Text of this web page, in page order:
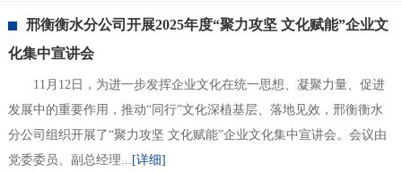
邢衡衡水分公司开展2025年度“聚力攻坚 文化赋能”企业文
化集中宣讲会
11月12日，为进一步发挥企业文化在统一思想、凝聚力量、促进
发展中的重要作用，推动“同行”文化深植基层、落地见效，邢衡衡水
分公司组织开展了“聚力攻坚 文化赋能”企业文化集中宣讲会。会议由
党委委员、副总经理... [详细]